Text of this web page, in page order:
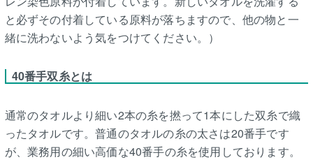
と必ずその付着している原料が落ちますので、他の物と一
緒に洗わないよう気をつけてください。）
40番手双糸とは
通常のタオルより細い2本の糸を撚って1本にした双糸で織
ったタオルです。普通のタオルの糸の太さは20番手です
が、業務用の細い高価な40番手の糸を使用しております。